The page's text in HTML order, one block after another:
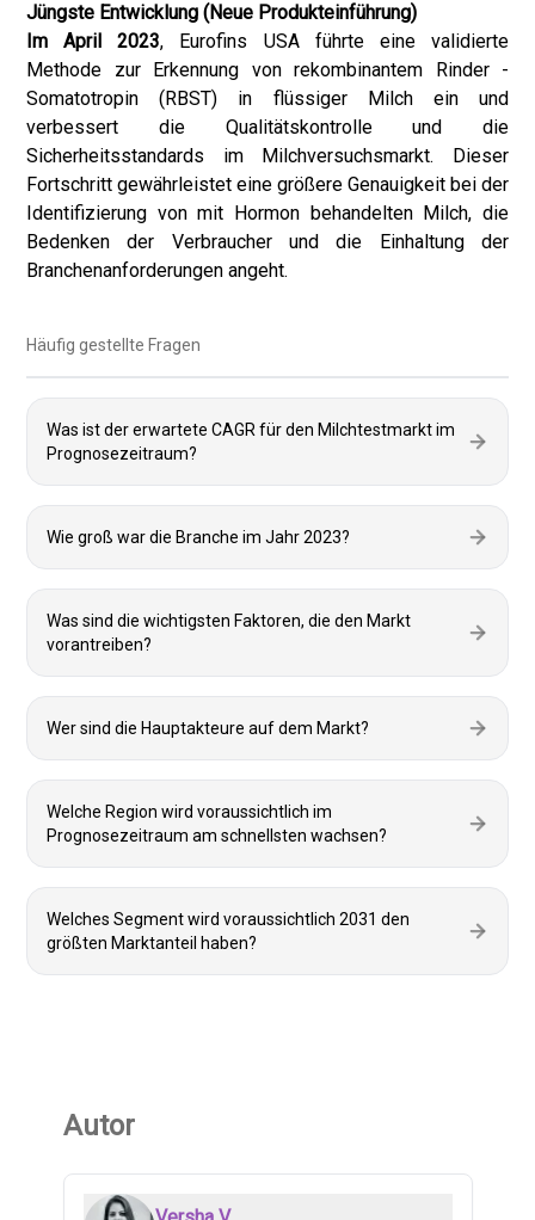
Jüngste Entwicklung (Neue Produkteinführung)
Im April 2023, Eurofins USA führte eine validierte
Methode zur Erkennung von rekombinantem Rinder -
Somatotropin (RBST) in flüssiger Milch ein und
verbessert die Qualitätskontrolle und die
Sicherheitsstandards im Milchversuchsmarkt. Dieser
Fortschritt gewährleistet eine größere Genauigkeit bei der
Identifizierung von mit Hormon behandelten Milch, die
Bedenken der Verbraucher und die Einhaltung der
Branchenanforderungen angeht.
Häufig gestellte Fragen
Was ist der erwartete CAGR für den Milchtestmarkt im
Prognosezeitraum?
Wie groß war die Branche im Jahr 2023?
Was sind die wichtigsten Faktoren, die den Markt
vorantreiben?
Wer sind die Hauptakteure auf dem Markt?
Welche Region wird voraussichtlich im
Prognosezeitraum am schnellsten wachsen?
Welches Segment wird voraussichtlich 2031 den
größten Marktanteil haben?
Autor